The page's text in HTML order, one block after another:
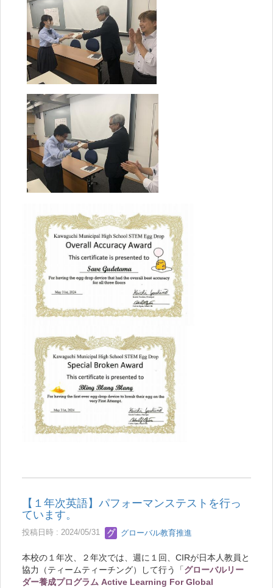
【１年次英語】パフォーマンステストを行っ
ています。
投稿日時 : 2024/05/31 グローバル教育推進
本校の１年次、２年次では、週に１回、CIRが日本人教員と
協力（ティームティーチング）して行う「グローバルリー
ダー養成プログラム Active Learning For Global